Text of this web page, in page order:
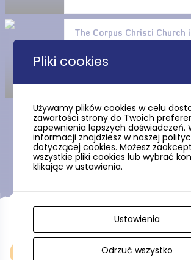
The Corpus Christi Church
Show more
Accommodation
Pliki cookies
Używamy plików cookies w celu
zawartości strony do Twoich
zapewnienia lepszych doświadczeń.
informacji znajdziesz w naszej
dotyczącej cookies. Możesz
wszystkie pliki cookies lub wybrać
klikając w ustawienia.
Ustawienia
Odrzuć wszystko